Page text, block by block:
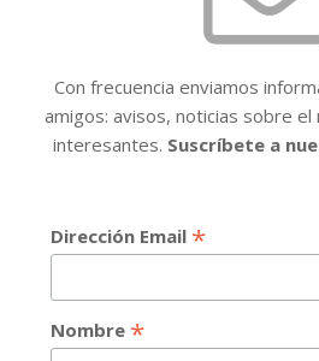
Con frecuencia enviamos
amigos: avisos, noticias sobre el
interesantes. Suscríbete a
Dirección Email *
Nombre *